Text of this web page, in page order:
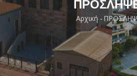
Αρχική -